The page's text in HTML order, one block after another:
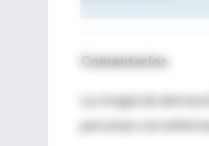
Comentarios
La cirugía de
personas con